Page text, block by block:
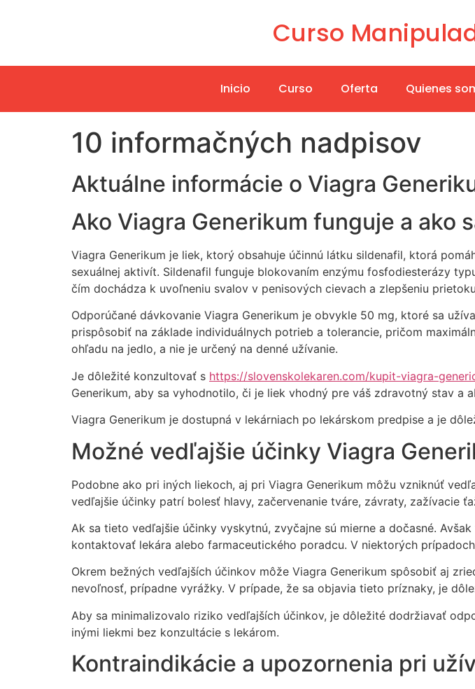
Curso
Inicio Curso Oferta Quienes
10 informačných nadpisov
Aktuálne informácie o Viagra
Ako Viagra Generikum funguje a ako
Viagra Generikum je liek, ktorý obsahuje účinnú látku sildenafil, ktorá
sexuálnej aktivít. Sildenafil funguje blokovaním enzýmu fosfodiesterázy
čím dochádza k uvoľneniu svalov v penisových cievach a zlepšeniu
Odporúčané dávkovanie Viagra Generikum je obvykle 50 mg, ktoré sa
prispôsobiť na základe individuálnych potrieb a tolerancie, pričom
ohľadu na jedlo, a nie je určený na denné užívanie.
Je dôležité konzultovať s https://slovenskolekaren.com/kupit-viagra-
Generikum, aby sa vyhodnotilo, či je liek vhodný pre váš zdravotný stav a
Viagra Generikum je dostupná v lekárniach po lekárskom predpise a je
Možné vedľajšie účinky Viagra
Podobne ako pri iných liekoch, aj pri Viagra Generikum môžu vzniknúť
vedľajšie účinky patrí bolesť hlavy, začervenanie tváre, závraty, zažívacie
Ak sa tieto vedľajšie účinky vyskytnú, zvyčajne sú mierne a dočasné.
kontaktovať lekára alebo farmaceutického poradcu. V niektorých
Okrem bežných vedľajších účinkov môže Viagra Generikum spôsobiť aj
nevoľnosť, prípadne vyrážky. V prípade, že sa objavia tieto príznaky, je
Aby sa minimalizovalo riziko vedľajších účinkov, je dôležité dodržiavať
inými liekmi bez konzultácie s lekárom.
Kontraindikácie a upozornenia pri